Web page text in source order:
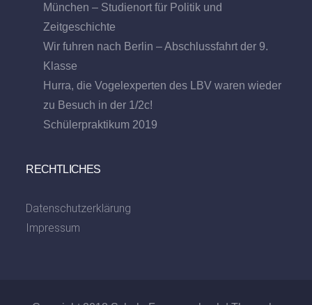
München – Studienort für Politik und
Zeitgeschichte
Wir fuhren nach Berlin – Abschlussfahrt der 9.
Klasse
Hurra, die Vogelexperten des LBV waren wieder
zu Besuch in der 1/2c!
Schülerpraktikum 2019
RECHTLICHES
Datenschutzerklärung
Impressum